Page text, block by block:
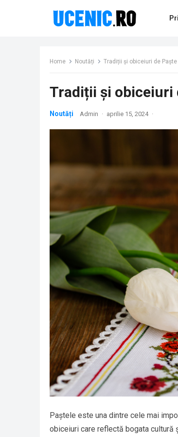
Home Noutăți Tradiții și obiceiuri de
Tradiții și obiceiuri
Noutăți Admin · aprilie 15, 2024 ·
Paștele este una dintre cele mai
obiceiuri care reflectă bogata cultură